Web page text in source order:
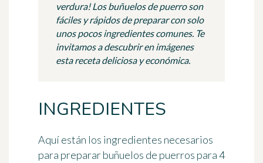
verdura! Los buñuelos de puerro son
fáciles y rápidos de preparar con solo
unos pocos ingredientes comunes. Te
invitamos a descubrir en imágenes
esta receta deliciosa y económica.
INGREDIENTES
Aquí están los ingredientes necesarios
para preparar buñuelos de puerros para 4